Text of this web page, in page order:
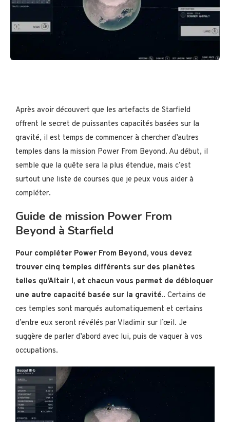
Après avoir découvert que les artefacts de Starfield
offrent le secret de puissantes capacités basées sur la
gravité, il est temps de commencer à chercher d’autres
temples dans la mission Power From Beyond. Au début, il
semble que la quête sera la plus étendue, mais c’est
surtout une liste de courses que je peux vous aider à
compléter.
Guide de mission Power From
Beyond à Starfield
Pour compléter Power From Beyond, vous devez
trouver cinq temples différents sur des planètes
telles qu’Altair I, et chacun vous permet de débloquer
une autre capacité basée sur la gravité.. Certains de
ces temples sont marqués automatiquement et certains
d’entre eux seront révélés par Vladimir sur l’œil. Je
suggère de parler d’abord avec lui, puis de vaquer à vos
occupations.